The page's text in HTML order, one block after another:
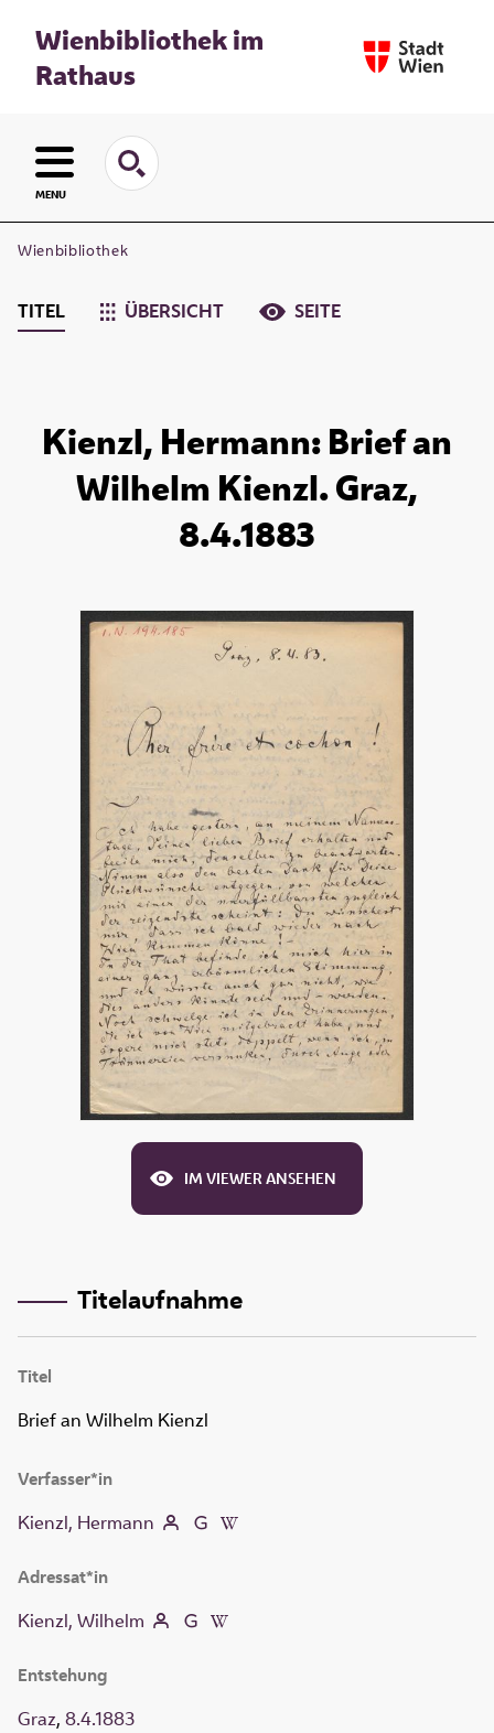
Wienbibliothek im
Rathaus
MENU
Wienbibliothek
TITEL ÜBERSICHT SEITE
Kienzl, Hermann: Brief an
Wilhelm Kienzl. Graz,
8.4.1883
IM VIEWER ANSEHEN
Titelaufnahme
Titel
Brief an Wilhelm Kienzl
Verfasser*in
Kienzl, Hermann
Adressat*in
Kienzl, Wilhelm
Entstehung
Graz, 8.4.1883